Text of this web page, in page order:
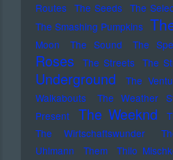
Routes The Seeds The
The Smashing Pumpkins
Moon
The Sound The
Roses
The Streets The
Underground
The
Walkabouts
The Weather
Present
The Weeknd
The Wirtschaftswunder
Uhlmann
Them Thilo